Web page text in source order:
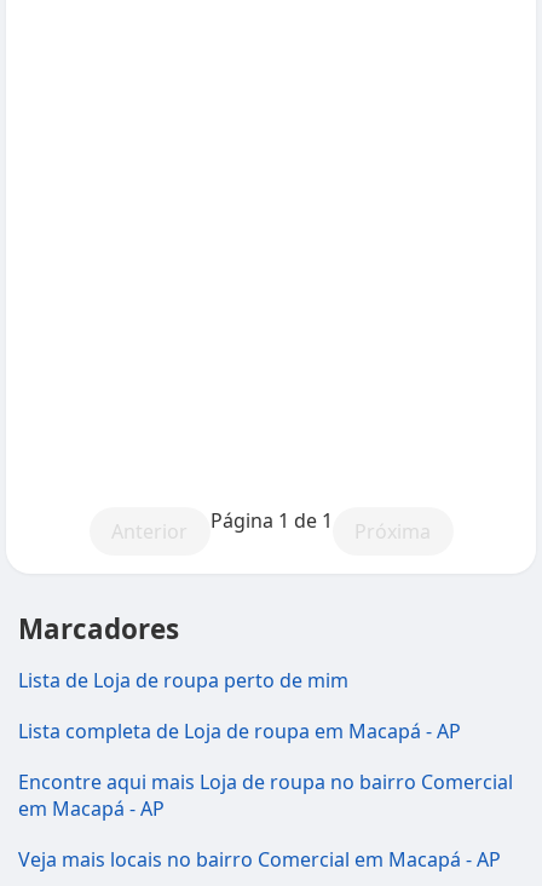
Anterior Página 1 de 1 Próxima
Marcadores
Lista de Loja de roupa perto de mim
Lista completa de Loja de roupa em Macapá - AP
Encontre aqui mais Loja de roupa no bairro Comercial
em Macapá - AP
Veja mais locais no bairro Comercial em Macapá - AP